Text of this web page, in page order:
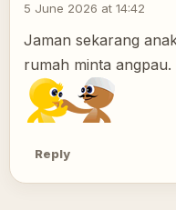
5 June 2026 at 14:42
Jaman sekarang
rumah minta angpau.
Reply